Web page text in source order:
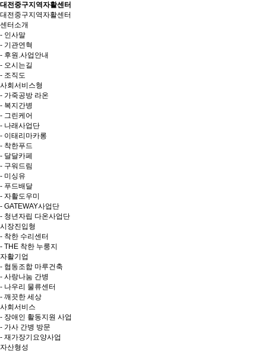
대전중구지역자활센터
대전중구지역자활센터
센터소개
- 인사말
- 기관연혁
- 후원.사업안내
- 오시는길
- 조직도
사회서비스형
- 가죽공방 라온
- 복지간병
- 그린케어
- 나래사업단
- 이태리마카롱
- 착한푸드
- 달달카페
- 구워드림
- 미싱유
- 푸드배달
- 자활도우미
- GATEWAY사업단
- 청년자립 다온사업단
시장진입형
- 착한 수리센터
- THE 착한 누룽지
자활기업
- 협동조합 마루건축
- 사랑나눔 간병
- 나우리 물류센터
- 깨끗한 세상
사회서비스
- 장애인 활동지원 사업
- 가사 간병 방문
- 재가장기요양사업
자산형성